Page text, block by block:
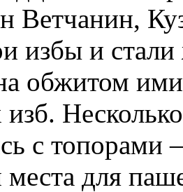
Ветчанин,
избы и
обжитом
с
для